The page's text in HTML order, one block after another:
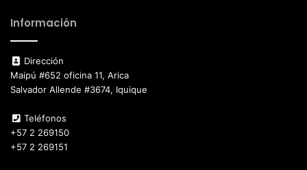
Información
Dirección
Maipú #652 oficina 11, Arica
Salvador Allende #3674, Iquique
Teléfonos
+57 2 269150
+57 2 269151